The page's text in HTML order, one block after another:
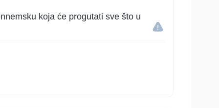
koja će progutati sve što u